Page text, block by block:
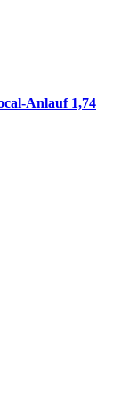
Anlauf 1,74